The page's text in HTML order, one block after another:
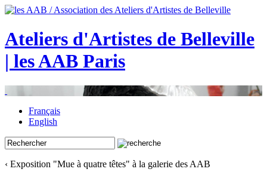
Ateliers d'Artistes de Belleville
| les AAB Paris
Français
English
‹ Exposition "Mue à quatre têtes" à la galerie des AAB